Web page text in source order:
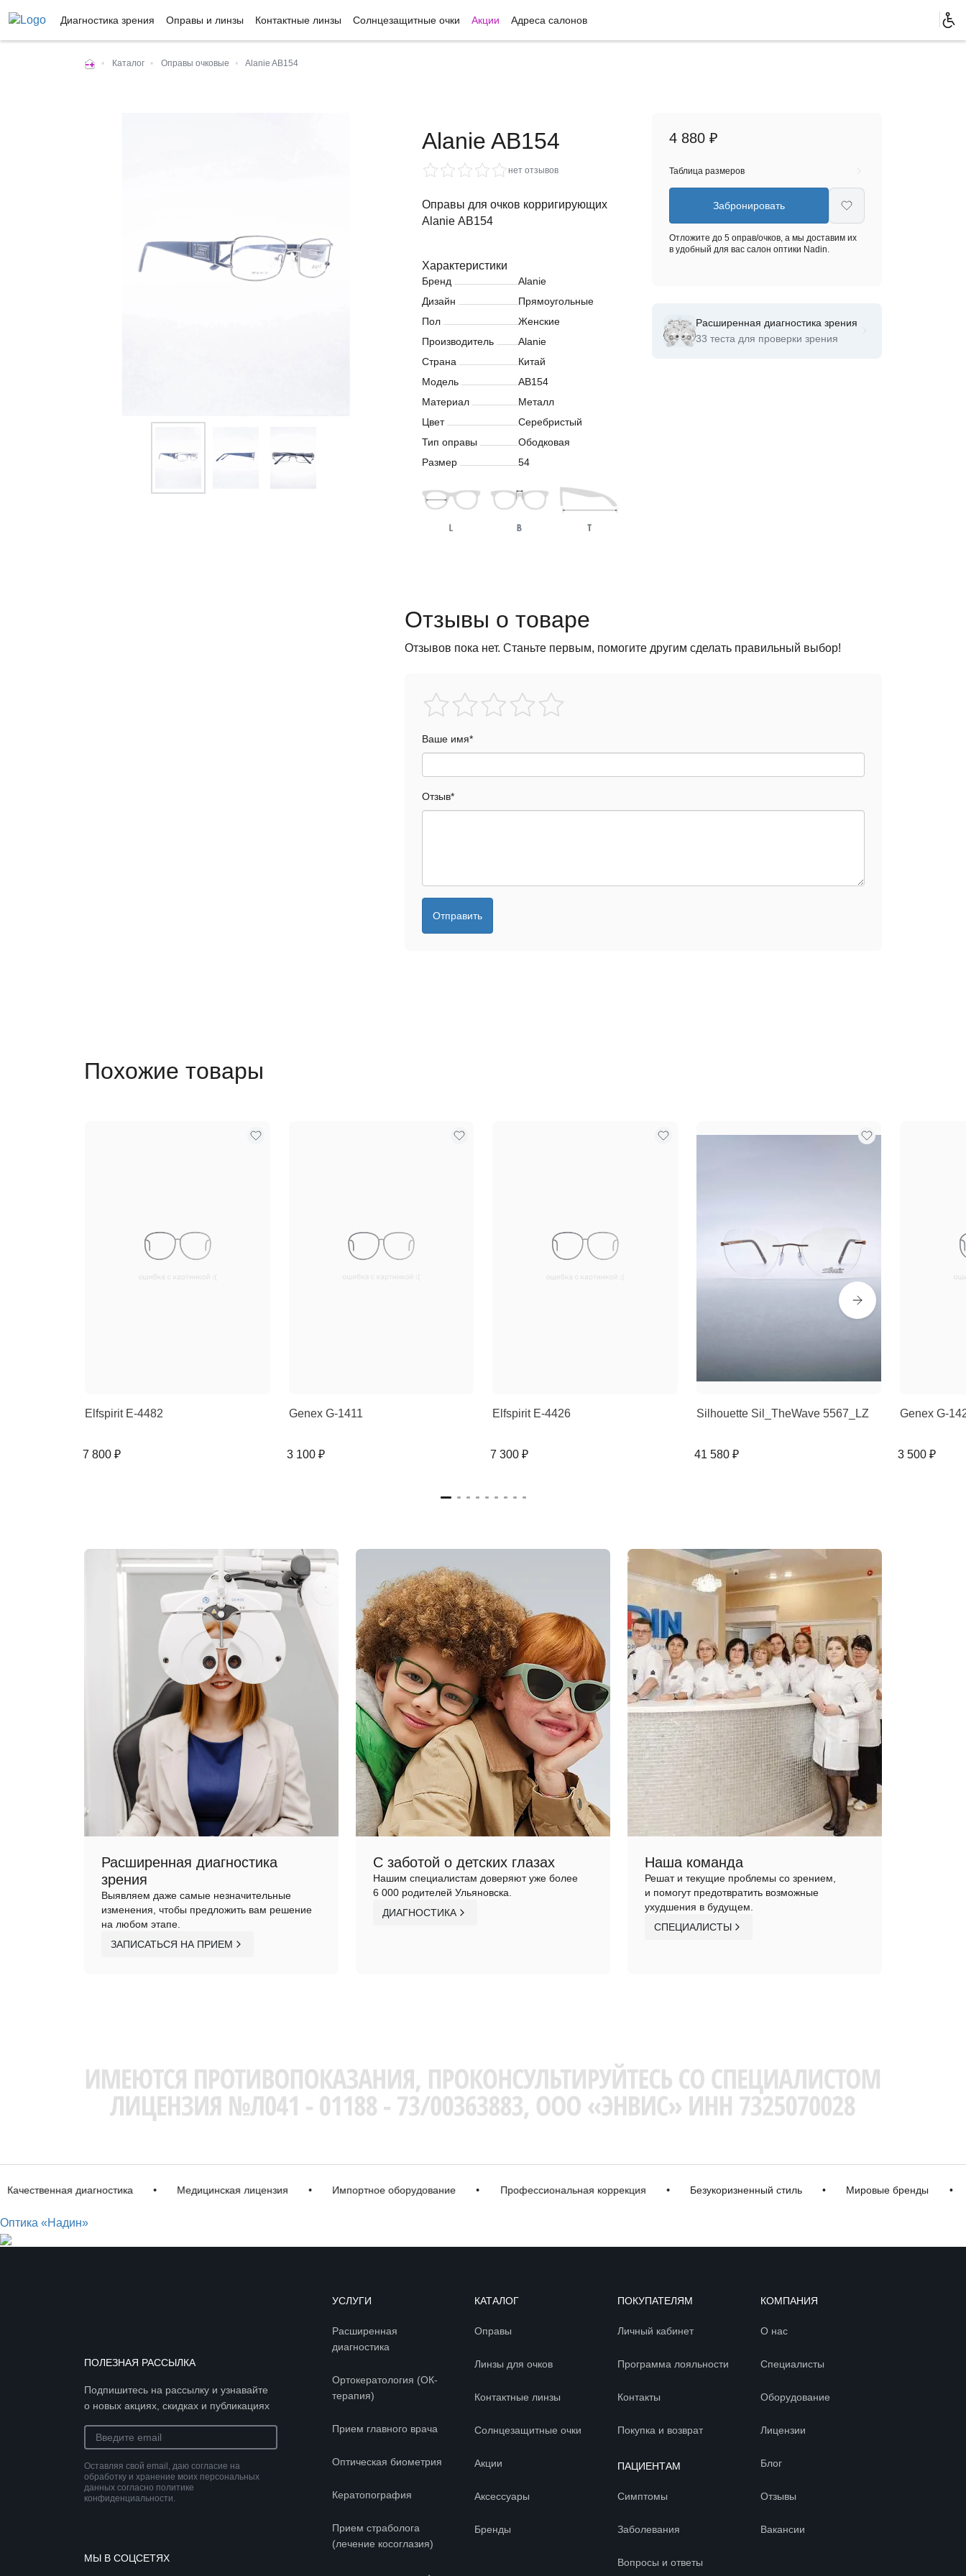
Диагностика зрения Оправы и линзы Контактные линзы Солнцезащитные очки Акции Адреса салонов
• Каталог • Оправы очковые • Alanie AB154
Alanie AB154
нет отзывов
Оправы для очков корригирующих
Alanie AB154
Характеристики
Бренд
Alanie
Дизайн
Прямоугольные
Пол
Женские
Производитель
Alanie
Страна
Китай
Модель
AB154
Материал
Металл
Цвет
Серебристый
Тип оправы
Ободковая
Размер
54
4 880 ₽
Таблица размеров
Забронировать
Отложите до 5 оправ/очков, а мы доставим их
в удобный для вас салон оптики Nadin.
Расширенная диагностика зрения
33 теста для проверки зрения
Отзывы о товаре
Отзывов пока нет. Станьте первым, помогите другим сделать правильный выбор!
Ваше имя*
Отзыв*
Отправить
Похожие товары
Elfspirit E-4482
7 800 ₽
Genex G-1411
3 100 ₽
Elfspirit E-4426
7 300 ₽
Silhouette Sil_TheWave 5567_LZ
41 580 ₽
Genex G-
3 500 ₽
Расширенная диагностика
зрения
Выявляем даже самые незначительные
изменения, чтобы предложить вам решение
на любом этапе.
ЗАПИСАТЬСЯ НА ПРИЕМ
С заботой о детских глазах
Нашим специалистам доверяют уже более
6 000 родителей Ульяновска.
ДИАГНОСТИКА
Наша команда
Решат и текущие проблемы со зрением,
и помогут предотвратить возможные
ухудшения в будущем.
СПЕЦИАЛИСТЫ
диагностика • Медицинская лицензия • Импортное оборудование • Профессиональная коррекция • Безукоризненный стиль • Мировые бренды •
Оптика «Надин»
ПОЛЕЗНАЯ РАССЫЛКА
Подпишитесь на рассылку и узнавайте
о новых акциях, скидках и публикациях
Оставляя свой email, даю согласие на
обработку и хранение моих персональных
данных согласно политике
конфиденциальности.
МЫ В СОЦСЕТЯХ
УСЛУГИ
Расширенная
диагностика
Ортокератология (ОК-
терапия)
Прием главного врача
Оптическая биометрия
Кератопография
Прием страболога
(лечение косоглазия)
КАТАЛОГ
Оправы
Линзы для очков
Контактные линзы
Солнцезащитные очки
Акции
Аксессуары
Бренды
ПОКУПАТЕЛЯМ
Личный кабинет
Программа лояльности
Контакты
Покупка и возврат
ПАЦИЕНТАМ
Симптомы
Заболевания
Вопросы и ответы
КОМПАНИЯ
О нас
Специалисты
Оборудование
Лицензии
Блог
Отзывы
Вакансии